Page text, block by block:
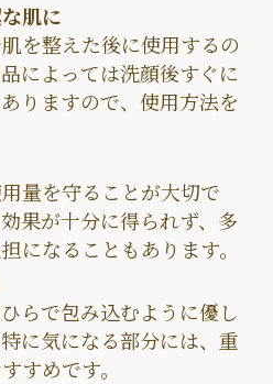
肌に
を整えた後に使用するの
によっては洗顔後すぐに
りますので、使用方法を
量を守ることが大切で
果が十分に得られず、多
になることもあります。
らで包み込むように優し
に気になる部分には、重
すめです。